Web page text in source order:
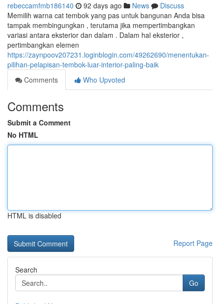
rebeccamfmb186140 92 days ago News
Discuss
Memilih warna cat tembok yang pas untuk bangunan Anda bisa
tampak membingungkan , terutama jika mempertimbangkan
variasi antara eksterior dan dalam . Dalam hal eksterior ,
pertimbangkan elemen
https://zaynpoov207231.loginblogin.com/49262690/menentukan-
pilihan-pelapisan-tembok-luar-interior-paling-baik
Comments
Who Upvoted
Comments
Submit a Comment
No HTML
HTML is disabled
Report Page
Search
Go